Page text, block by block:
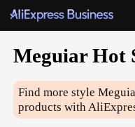
Meguiar Hot
Find more style
products with